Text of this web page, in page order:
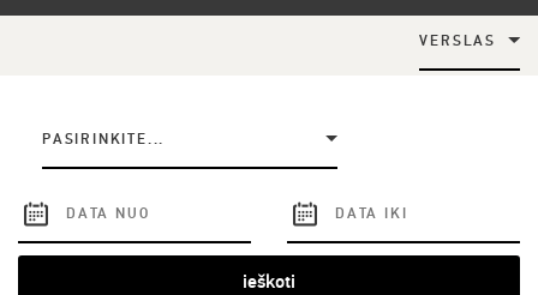
VERSLAS
PASIRINKITE...
ieškoti